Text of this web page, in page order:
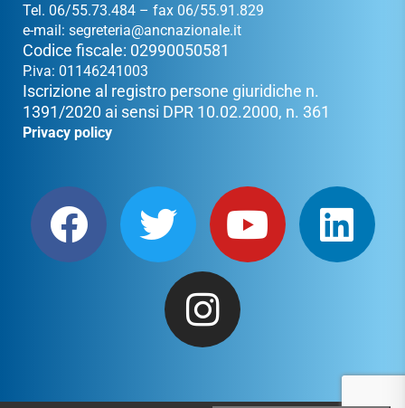
Tel. 06/55.73.484 – fax 06/55.91.829
e-mail: segreteria@ancnazionale.it
Codice fiscale: 02990050581
P.iva: 01146241003
Iscrizione al registro persone giuridiche n.
1391/2020 ai sensi DPR 10.02.2000, n. 361
Privacy policy